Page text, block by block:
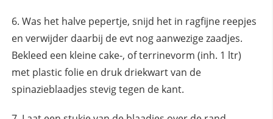
Was het halve pepertje, snijd het in ragfijne reepjes
en verwijder daarbij de evt nog aanwezige zaadjes.
Bekleed een kleine cake-, of terrinevorm (inh. 1 ltr)
met plastic folie en druk driekwart van de
spinazieblaadjes stevig tegen de kant.